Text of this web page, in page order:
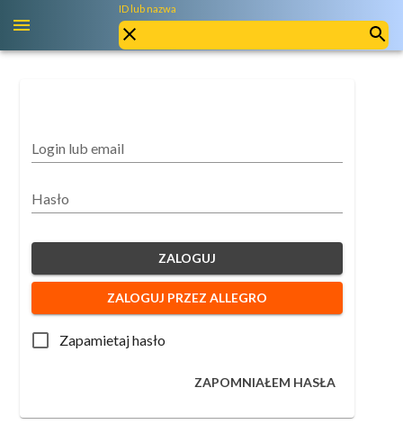
ID lub nazwa
Login lub email
Hasło
ZALOGUJ
ZALOGUJ PRZEZ ALLEGRO
Zapamietaj hasło
ZAPOMNIAŁEM HASŁA